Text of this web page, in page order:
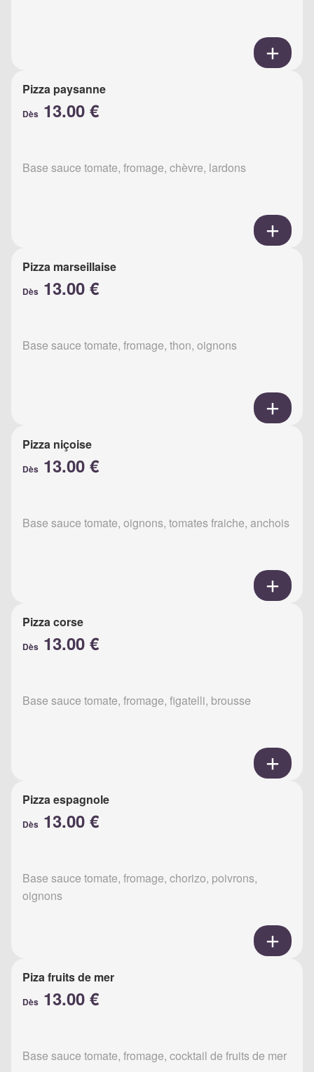
Pizza paysanne
Dès 13.00 €
Base sauce tomate, fromage, chèvre, lardons
Pizza marseillaise
Dès 13.00 €
Base sauce tomate, fromage, thon, oignons
Pizza niçoise
Dès 13.00 €
Base sauce tomate, oignons, tomates fraiche, anchois
Pizza corse
Dès 13.00 €
Base sauce tomate, fromage, figatelli, brousse
Pizza espagnole
Dès 13.00 €
Base sauce tomate, fromage, chorizo, poivrons,
oignons
Piza fruits de mer
Dès 13.00 €
Base sauce tomate, fromage, cocktail de fruits de mer